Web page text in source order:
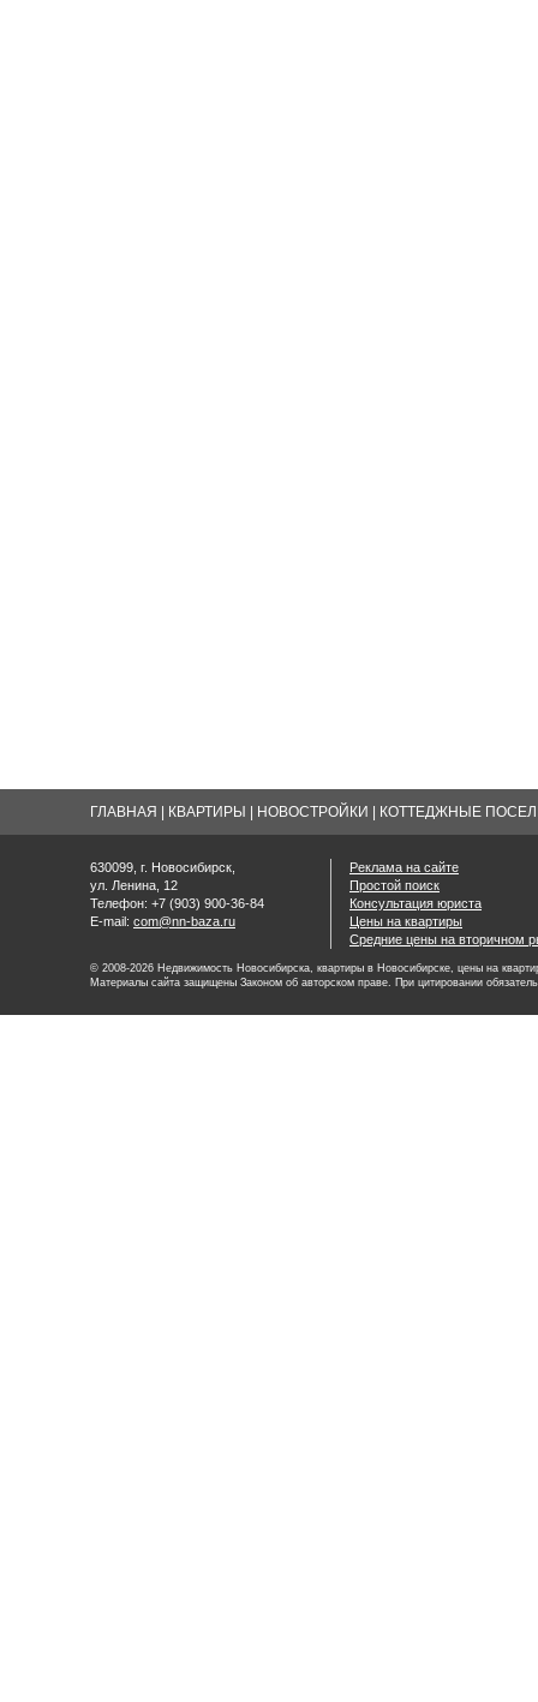
ГЛАВНАЯ КВАРТИРЫ НОВОСТРОЙКИ КОТТЕДЖНЫЕ
630099, г. Новосибирск,
ул. Ленина, 12
Телефон: +7 (903) 900-36-84
E-mail: com@nn-baza.ru
Реклама на сайте
Простой поиск
Консультация юриста
Цены на квартиры
Средние цены на вторичном
© 2008-2026 Недвижимость Новосибирска, квартиры в Новосибирске, цены на
Материалы сайта защищены Законом об авторском праве. При цитировании